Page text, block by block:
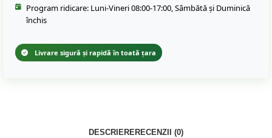
Program ridicare: Luni-Vineri 08:00-17:00, Sâmbătă și Duminică
închis
Livrare sigură și rapidă în toată țara
DESCRIERERECENZII (0)